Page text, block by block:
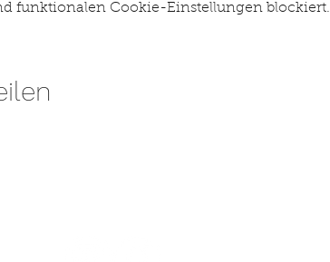
funktionalen Cookie-Einstellungen blockiert.